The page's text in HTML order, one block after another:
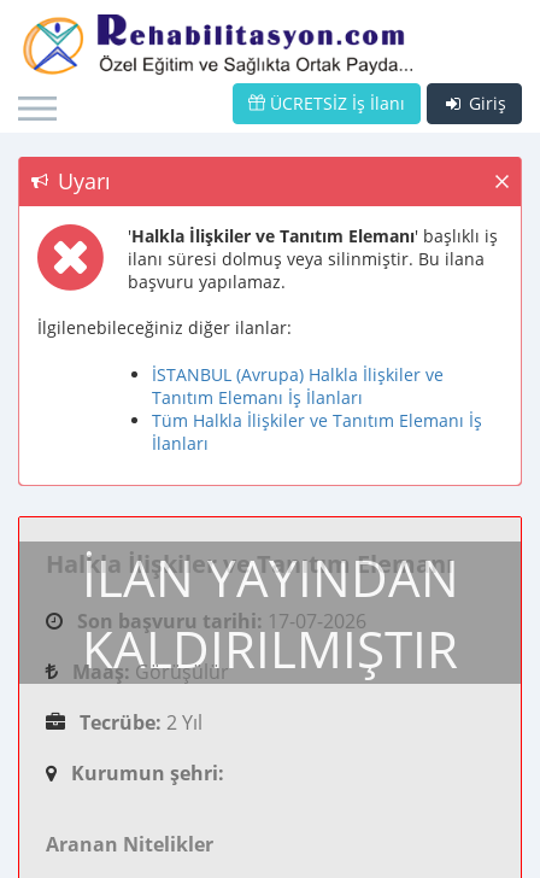
Giriş
ÜCRETSİZ İş İlanı
Uyarı
'Halkla İlişkiler ve Tanıtım Elemanı' başlıklı iş
ilanı süresi dolmuş veya silinmiştir. Bu ilana
başvuru yapılamaz.
İlgilenebileceğiniz diğer ilanlar:
İSTANBUL (Avrupa) Halkla İlişkiler ve
Tanıtım Elemanı İş İlanları
Tüm Halkla İlişkiler ve Tanıtım Elemanı İş
İlanları
İLAN YAYINDAN
KALDIRILMIŞTIR
Halkla İlişkiler ve Tanıtım Elemanı
Son başvuru tarihi: 17-07-2026
Maaş: Görüşülür
Tecrübe: 2 Yıl
Kurumun şehri:
Aranan Nitelikler